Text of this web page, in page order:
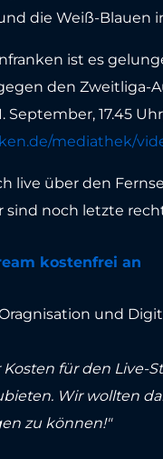
die Weiß-Blauen
ist es
den Zweitliga-
September, 17.45
mediathek/
live über den
sind noch letzte
kostenfrei an
und
für den Live-
Wir wollten
zu können!"